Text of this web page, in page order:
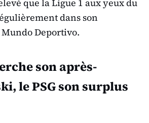
que la Ligue 1 aux yeux du
dans son
Deportivo.
son après-
le PSG son surplus